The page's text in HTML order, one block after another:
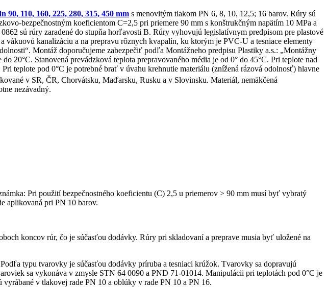
90, 110, 160, 225, 280, 315, 450 mm s menovitým tlakom PN 6, 8, 10, 12,5; 16 barov. Rúry sú
bezpečnostným koeficientom C=2,5 pri priemere 90 mm s konštrukčným napätím 10 MPa a
sú rúry zaradené do stupňa horľavosti B. Rúry vyhovujú legislatívnym predpisom pre plastové
kanalizáciu a na prepravu rôznych kvapalín, ku ktorým je PVC-U a tesniace elementy
Montáž doporučujeme zabezpečiť podľa Montážneho predpisu Plastiky a.s.: „Montážny
Stanovená prevádzková teplota prepravovaného média je od 0° do 45°C. Pri teplote nad
Pri teplote pod 0°C je potrebné brať v úvahu krehnutie materiálu (znížená rázová odolnosť) hlavne
v SR, ČR, Chorvátsku, Maďarsku, Rusku a v Slovinsku. Materiál, nemäkčená
nezávadný.
Pri použití bezpečnostného koeficientu (C) 2,5 u priemerov > 90 mm musí byť vybratý
aplikovaná pri PN 10 barov.
koncov rúr, čo je súčasťou dodávky. Rúry pri skladovaní a preprave musia byť uložené na
typu tvarovky je súčasťou dodávky príruba a tesniaci krúžok. Tvarovky sa dopravujú
sa vykonáva v zmysle STN 64 0090 a PND 71-01014. Manipulácii pri teplotách pod 0°C je
v tlakovej rade PN 10 a oblúky v rade PN 10 a PN 16.